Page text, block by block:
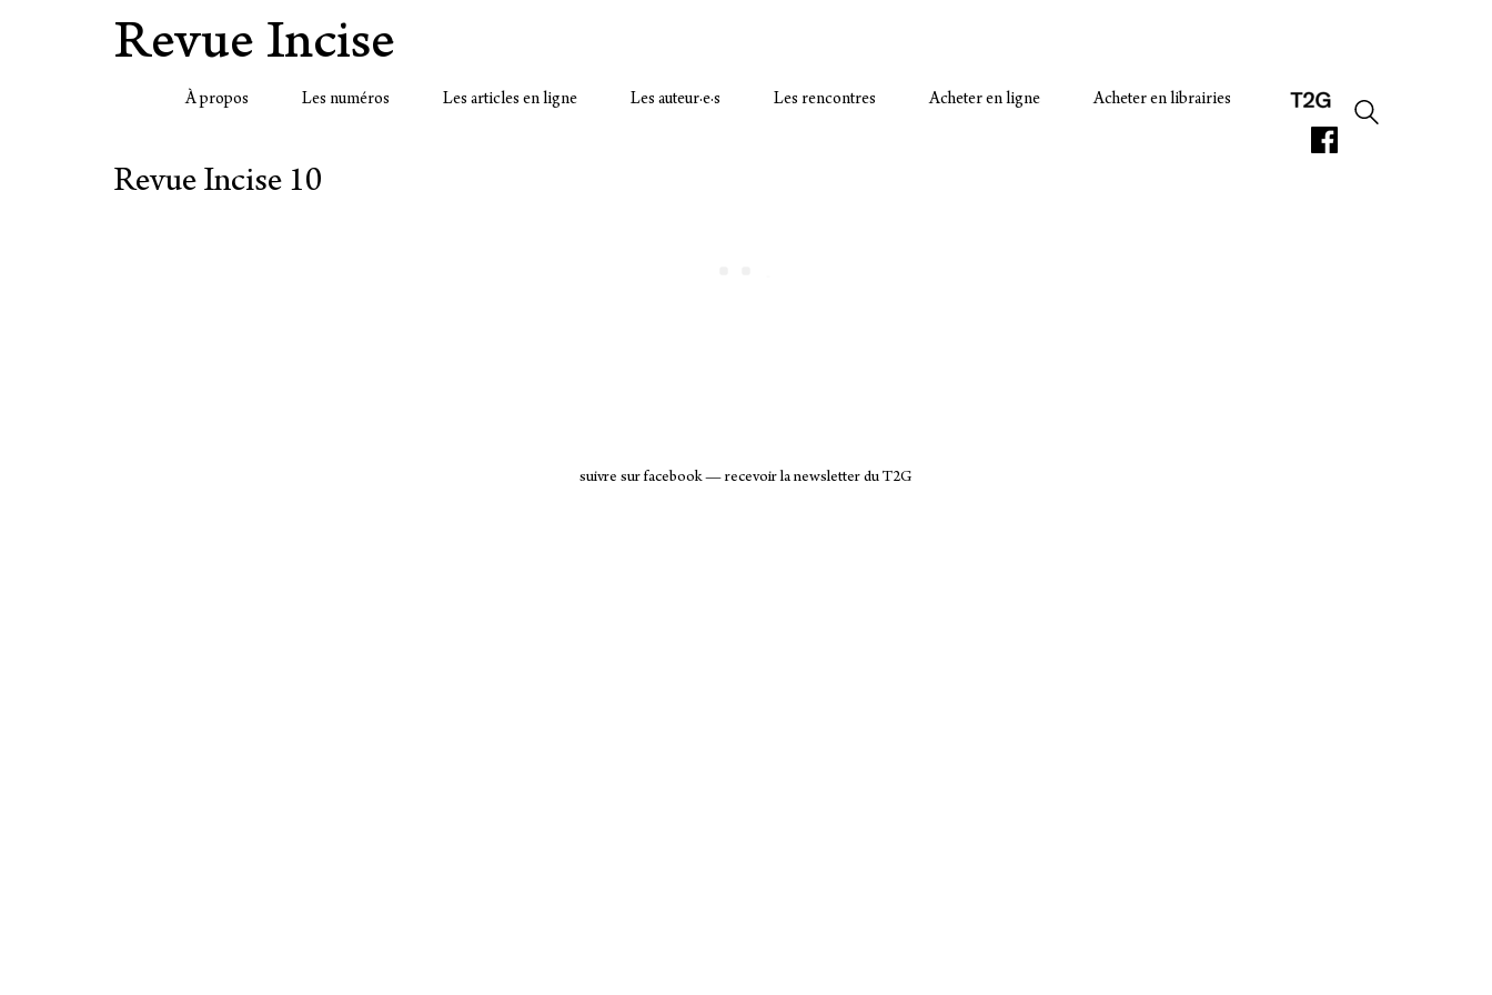
Revue Incise
À propos Les numéros Les articles en ligne Les auteur·e·s Les rencontres Acheter en ligne Acheter en librairies
Revue Incise 10
suivre sur facebook— recevoir la newsletter du T2G